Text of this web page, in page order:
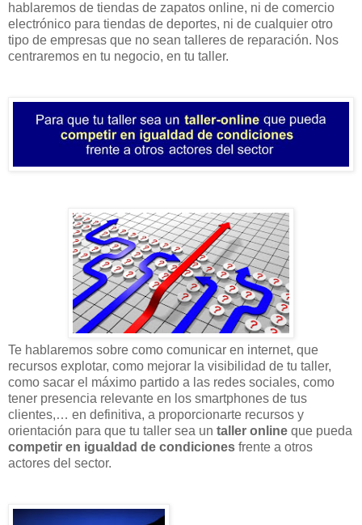
hablaremos de tiendas de zapatos online, ni de comercio
electrónico para tiendas de deportes, ni de cualquier otro
tipo de empresas que no sean talleres de reparación. Nos
centraremos en tu negocio, en tu taller.
Te hablaremos sobre como comunicar en internet, que
recursos explotar, como mejorar la visibilidad de tu taller,
como sacar el máximo partido a las redes sociales, como
tener presencia relevante en los smartphones de tus
clientes,… en definitiva, a proporcionarte recursos y
orientación para que tu taller sea un taller online que pueda
competir en igualdad de condiciones frente a otros
actores del sector.